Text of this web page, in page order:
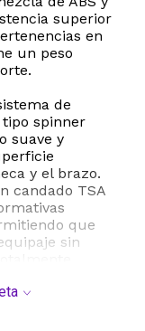
superior
en
un peso
de
spinner
suave y
y el brazo.
candado TSA
que
sin